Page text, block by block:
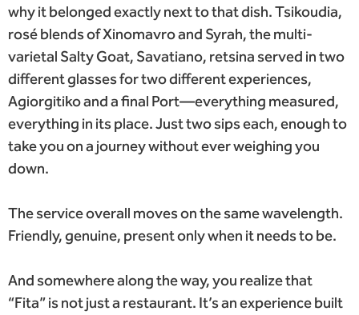
why it belonged exactly next to that dish. Tsikoudia,
rosé blends of Xinomavro and Syrah, the multi-
varietal Salty Goat, Savatiano, retsina served in two
different glasses for two different experiences,
Agiorgitiko and a final Port—everything measured,
everything in its place. Just two sips each, enough to
take you on a journey without ever weighing you
down.
The service overall moves on the same wavelength.
Friendly, genuine, present only when it needs to be.
And somewhere along the way, you realize that
“Fita” is not just a restaurant. It’s an experience built